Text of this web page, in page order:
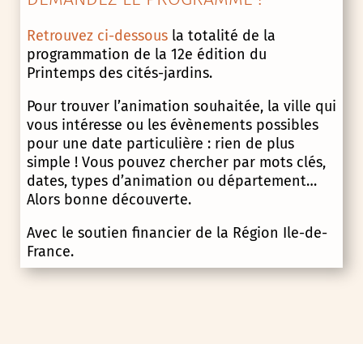
Retrouvez ci-dessousla totalité de la
programmation de la 12e édition du
Printemps des cités-jardins.
Pour trouver l’animation souhaitée, la ville qui
vous intéresse ou les évènements possibles
pour une date particulière : rien de plus
simple ! Vous pouvez chercher par mots clés,
dates, types d’animation ou département…
Alors bonne découverte.
Avec le soutien financier de la Région Ile-de-
France.